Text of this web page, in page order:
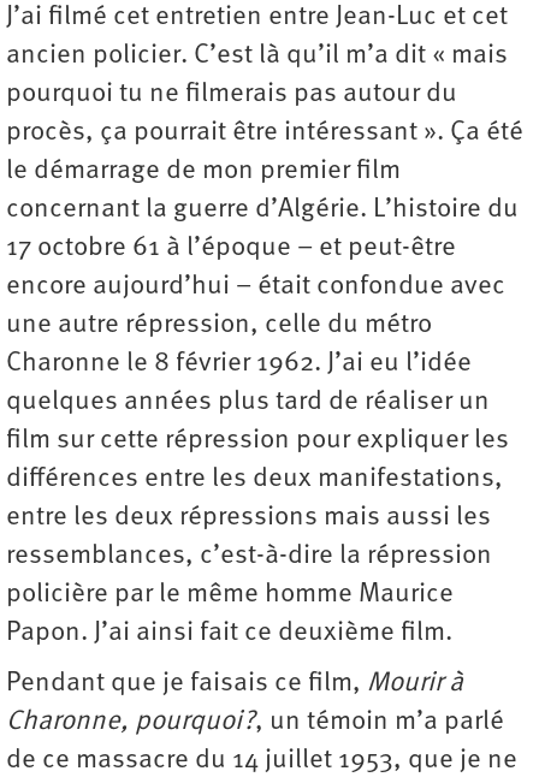
J’ai filmé cet entretien entre Jean-Luc et cet
ancien policier. C’est là qu’il m’a dit « mais
pourquoi tu ne filmerais pas autour du
procès, ça pourrait être intéressant ». Ça été
le démarrage de mon premier film
concernant la guerre d’Algérie. L’histoire du
17 octobre 61 à l’époque – et peut-être
encore aujourd’hui – était confondue avec
une autre répression, celle du métro
Charonne le 8 février 1962. J’ai eu l’idée
quelques années plus tard de réaliser un
film sur cette répression pour expliquer les
différences entre les deux manifestations,
entre les deux répressions mais aussi les
ressemblances, c’est-à-dire la répression
policière par le même homme Maurice
Papon. J’ai ainsi fait ce deuxième film.
Pendant que je faisais ce film, Mourir à
Charonne, pourquoi ?, un témoin m’a parlé
de ce massacre du 14 juillet 1953, que je ne